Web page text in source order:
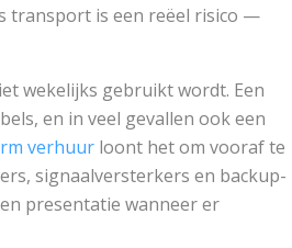
transport is een reëel risico —
wekelijks gebruikt wordt. Een
en in veel gevallen ook een
verhuur loont het om vooraf te
signaalversterkers en backup-
presentatie wanneer er